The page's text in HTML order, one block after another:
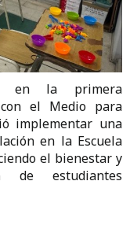
en la primera
el Medio para
implementar una
en la Escuela
el bienestar y
de estudiantes